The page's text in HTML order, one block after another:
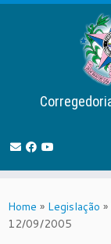
to
content
Home » Legislação »
12/09/2005